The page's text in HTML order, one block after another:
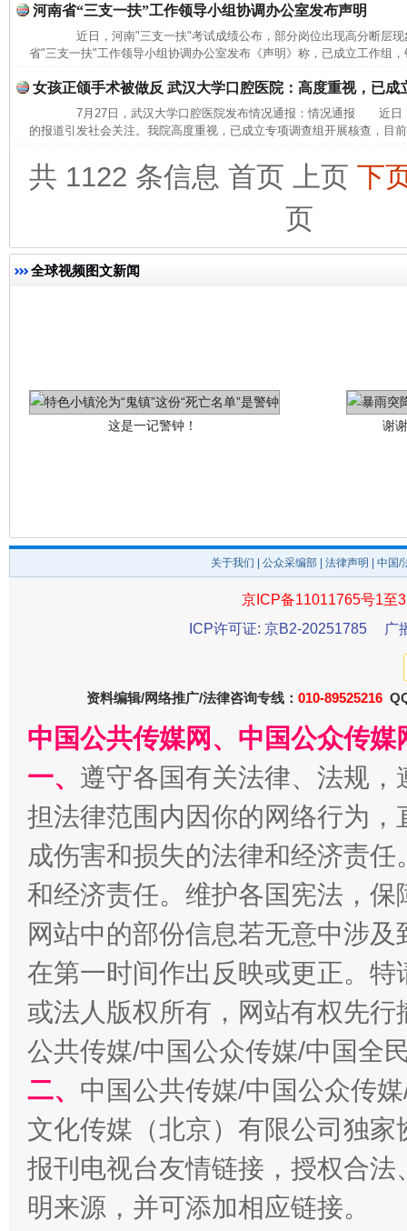
河南省“三支一扶”工作领导小组协调办公室发布声明
近日，河南"三支一扶"考试成绩公布，部分岗位出现高分断层现
省"三支一扶"工作领导小组协调办公室发布《声明》称，已成立工作组
女孩正颌手术被做反 武汉大学口腔医院：高度重视，已成
7月27日，武汉大学口腔医院发布情况通报：情况通报 近日
的报道引发社会关注。我院高度重视，已成立专项调查组开展核查，目
共 1122 条信息 首页 上页 下
页
全球视频图文新闻
网上购药对药下症？
今
习近平的博鳌关键词
魏明亮
“刷贴”乱象丛生
生
关于我们 公众采编部 法律声明 | 中国
京ICP备11011765号1至
ICP许可证: 京B2-20251785
广
资料编辑/网络推广/法律咨询专线： 010-89525216
中国公共传媒网、中国公众传
一、 遵守各国有关法律、法规
担法律范围内因你的网络行为
成伤害和损失的法律和经济责
和经济责任。维护各国宪法，
网站中的部份信息若无意中涉
在第一时间作出反映或更正。
或法人版权所有，网站有权先
公共传媒/中国公众传媒/中国全
二、 中国公共传媒/中国公众传
文化传媒（北京）有限公司独
报刊电视台友情链接，授权合
明来源，并可添加相应链接。